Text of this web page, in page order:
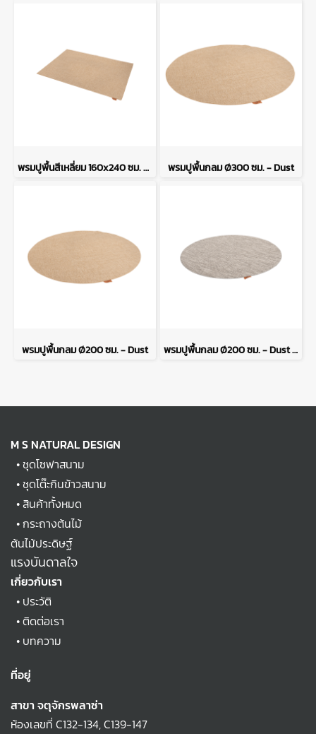
พรมปูพื้นสีเหลี่ยม 160x240 ซม. - Dust พรมปูพื้นกลม Ø300 ซม. - Dust
พรมปูพื้นกลม Ø200 ซม. - Dust พรมปูพื้นกลม Ø200 ซม. - Dust Slate
M S NATURAL DESIGN
•ชุดโซฟาสนาม
•ชุดโต๊ะกินข้าวสนาม
•สินค้าทั้งหมด
•กระถางต้นไม้
ต้นไม้ประดิษฐ์
แรงบันดาลใจ
เกี่ยวกับเรา
• ประวัติ
•ติดต่อเรา
• บทความ
ที่อยู่
สาขา จตุจักรพลาซ่า
ห้องเลขที่ C132-134, C139-147